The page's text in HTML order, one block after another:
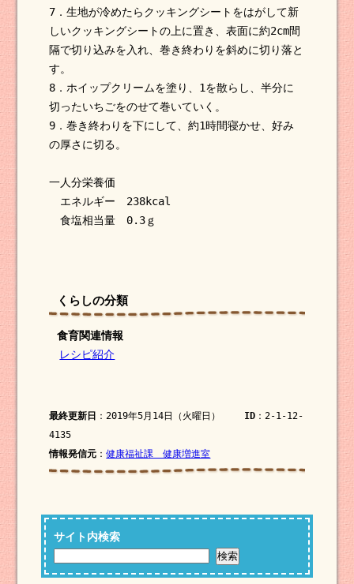
7．生地が冷めたらクッキングシートをはがして新
しいクッキングシートの上に置き、表面に約2cm間
隔で切り込みを入れ、巻き終わりを斜めに切り落と
す。
8．ホイップクリームを塗り、1を散らし、半分に
切ったいちごをのせて巻いていく。
9．巻き終わりを下にして、約1時間寝かせ、好み
の厚さに切る。
一人分栄養価
エネルギー 238kcal
食塩相当量 0.3ｇ
くらしの分類
食育関連情報
レシピ紹介
最終更新日 ：2019年5月14日（火曜日） ID ：2-1-12-
4135
情報発信元 ：健康福祉課 健康増進室
サイト内検索